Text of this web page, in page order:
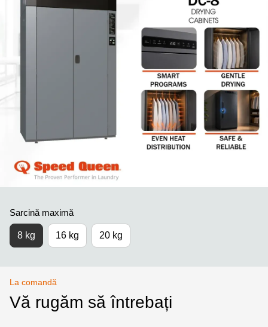
Sarcină maximă
8 kg 16 kg 20 kg
La comandă
Vă rugăm să întrebați